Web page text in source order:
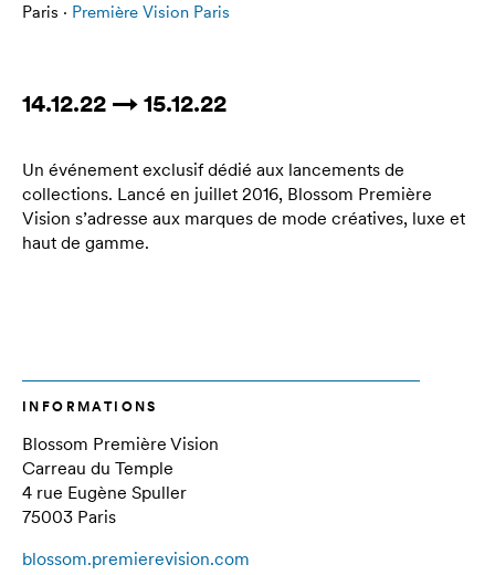
Paris · Première Vision Paris
14.12.22 → 15.12.22
Un événement exclusif dédié aux lancements de
collections. Lancé en juillet 2016, Blossom Première
Vision s’adresse aux marques de mode créatives, luxe et
haut de gamme.
INFORMATIONS
Blossom Première Vision
Carreau du Temple
4 rue Eugène Spuller
75003 Paris
blossom.premierevision.com